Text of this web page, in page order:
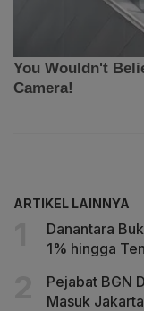
ARTIKEL LAINNYA
Danantara
1% hingga
Pejabat BGN
Masuk